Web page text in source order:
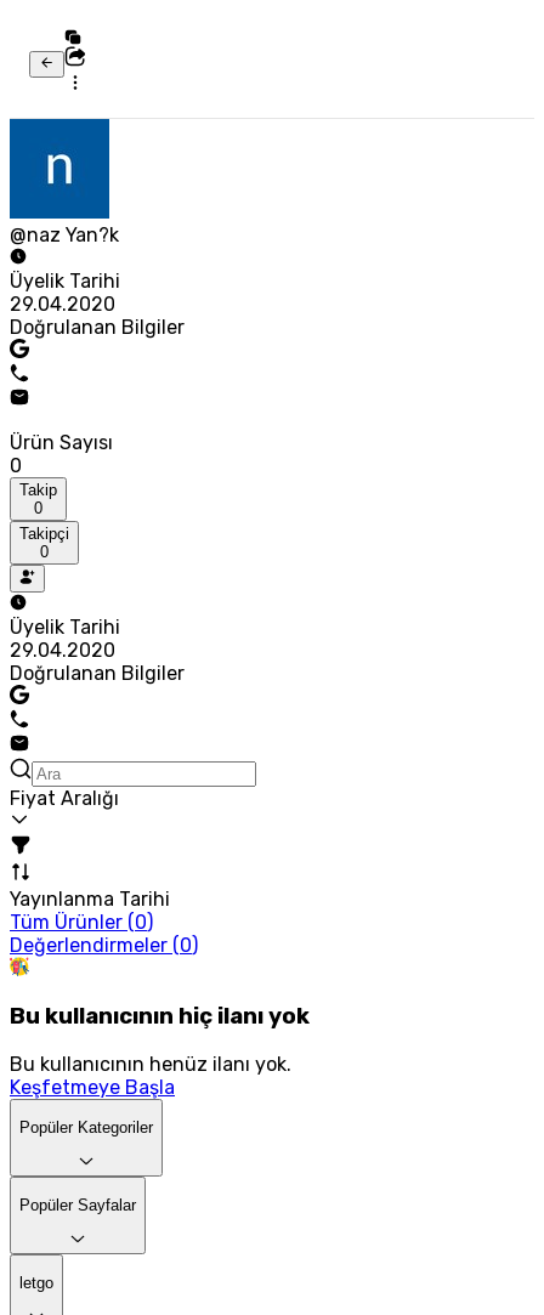
@naz Yan?k
Üyelik Tarihi
29.04.2020
Doğrulanan Bilgiler
Ürün Sayısı
0
Takip
0
Takipçi
0
Üyelik Tarihi
29.04.2020
Doğrulanan Bilgiler
Fiyat Aralığı
Yayınlanma Tarihi
Tüm Ürünler (0)
Değerlendirmeler (0)
Bu kullanıcının hiç ilanı yok
Bu kullanıcının henüz ilanı yok.
Keşfetmeye Başla
Popüler Kategoriler
Popüler Sayfalar
letgo